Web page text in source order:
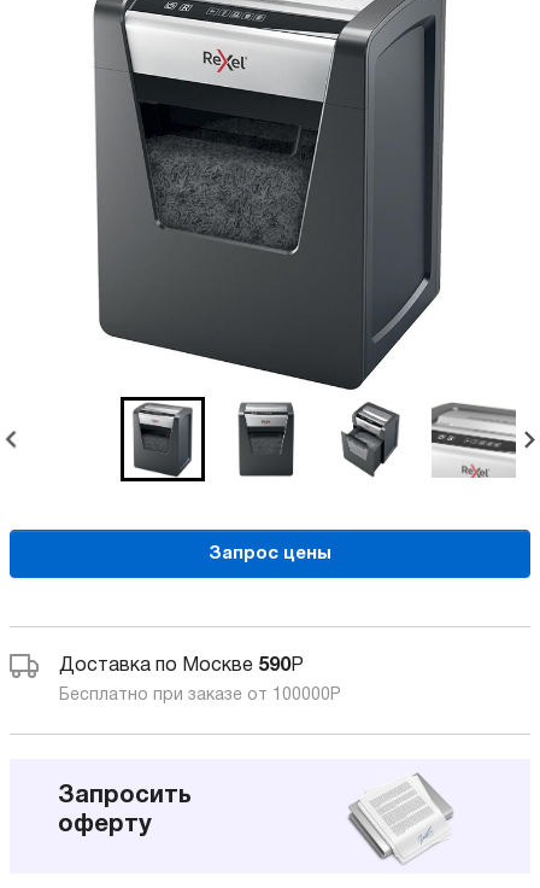
Запрос цены
Доставка по Москве 590Р
Бесплатно при заказе от 100000 Р
Запросить
оферту